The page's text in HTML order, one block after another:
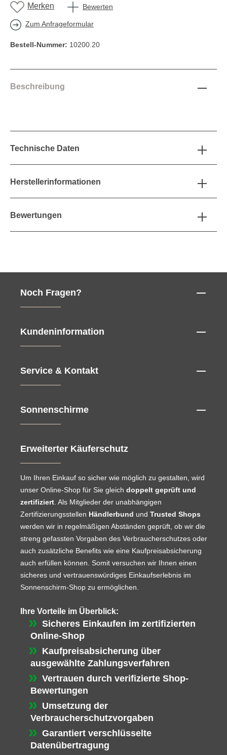
Merken Bewerten
Zum Anfrageformular
Bestell-Nummer: 10200.20
Beschreibung
Technische Daten
Herstellerinformationen
Bewertungen
Noch Fragen?
Kundeninformation
Service & Kontakt
Sonnenschirme
Erweiterter Käuferschutz
Um Ihren Einkauf so sicher wie möglich zu gestalten, wird
unser Online-Shop für Sie gleich doppelt geprüft und
zertifiziert. Als Mitglieder der unabhängigen
Zertifizierungsstellen Händlerbund und Trusted Shops
werden wir in regelmäßigen Abständen geprüft, ob wir die
streng gefassten Vorgaben des Verbraucherschutzes oder
auch zusätzliche Benefits wie eine Kaufpreisabsicherung
auch erfüllen können. Somit versuchen wir Ihnen einen
sicheres und vertrauenswürdiges Einkaufserlebnis im
Sonnenschirm-Shop zu ermöglichen.
Ihre Vorteile im Überblick:
Sicheres Einkaufen im zertifizierten
Online-Shop
Kaufpreisabsicherung über
ausgewählte Zahlungsverfahren
Vertrauen durch verifizierte Shop-
Bewertungen
Umsetzung der
Verbraucherschutzvorgaben
Garantiert verschlüsselte
Datenübertragung